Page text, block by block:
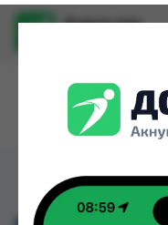
Доруи ман